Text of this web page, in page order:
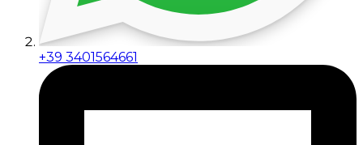
+39 3401564661